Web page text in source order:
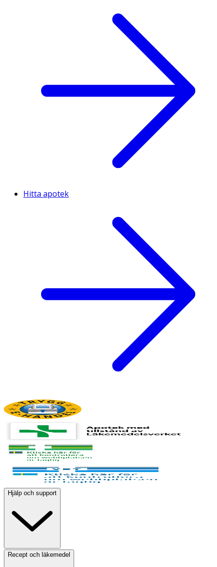
Hitta apotek
Hjälp och support
Recept och läkemedel